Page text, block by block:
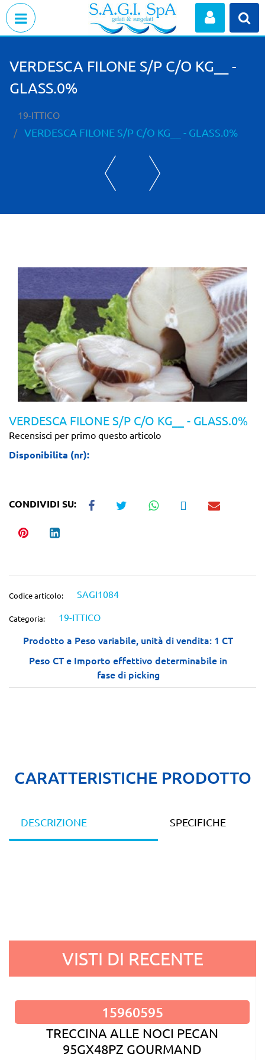
VERDESCA FILONE S/P C/O KG__ -
GLASS.0%
19-ITTICO
VERDESCA FILONE S/P C/O KG__ - GLASS.0%
VERDESCA FILONE S/P C/O KG__ - GLASS.0%
Recensisci per primo questo articolo
Disponibilita (nr):
CONDIVIDI SU:
Codice articolo: SAGI1084
Categoria: 19-ITTICO
Prodotto a Peso variabile, unità di vendita: 1 CT
Peso CT e Importo effettivo determinabile in
fase di picking
CARATTERISTICHE PRODOTTO
DESCRIZIONE SPECIFICHE
VISTI DI RECENTE
15960595
TRECCINA ALLE NOCI PECAN
95GX48PZ GOURMAND